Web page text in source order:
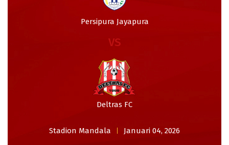
Persipura Jayapura
VS
Deltras FC
Stadion Mandala Januari 04, 2026